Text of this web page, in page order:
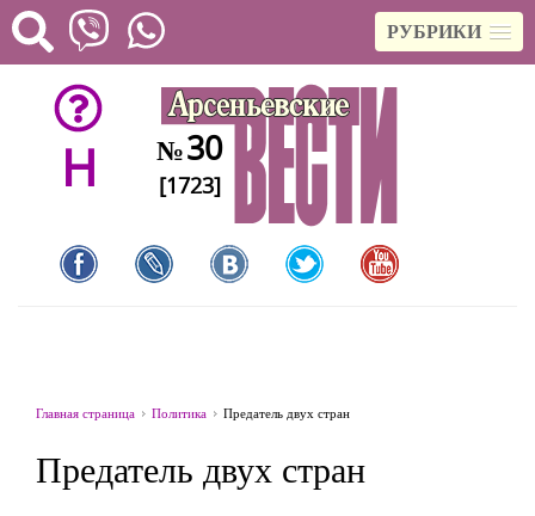
РУБРИКИ
H №30
[1723]
Главная страница Политика Предатель двух стран
Предатель двух стран